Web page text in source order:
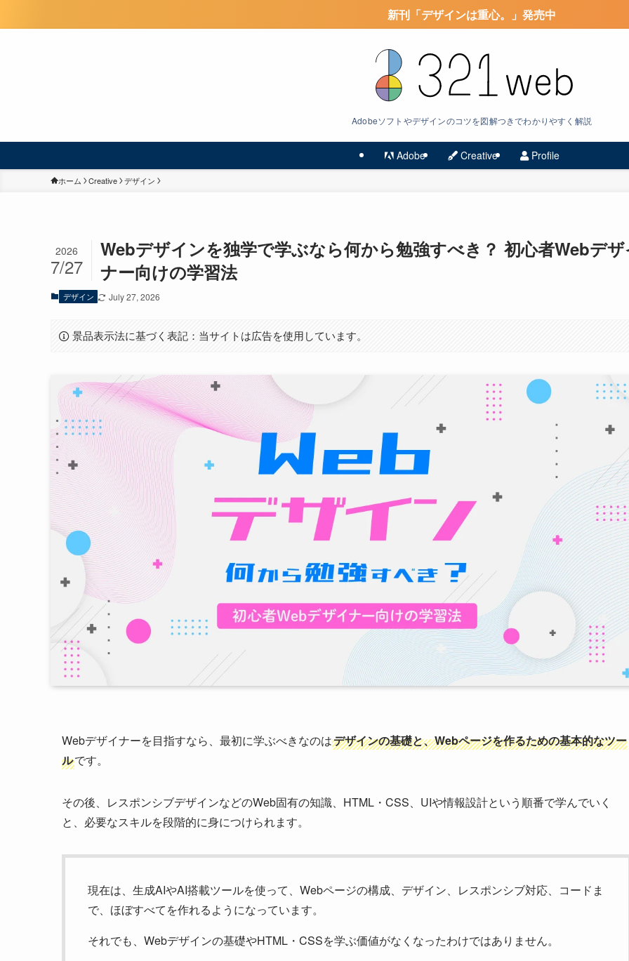
新刊「デザインは重心。」発売中
Adobeソフトやデザインのコツを図解つきでわかりやすく解説
Adobe Creative Profile
ホーム Creative デザイン
Webデザインを独学で学ぶなら何から勉強すべき？ 初心者Webデ
ナー向けの学習法
2026
7/27
デザイン July 27, 2026
景品表示法に基づく表記：当サイトは広告を使用しています。
Webデザイナーを目指すなら、最初に学ぶべきなのはデザインの基礎と、Webページを作るための基本的なツー
ルです。
その後、レスポンシブデザインなどのWeb固有の知識、HTML・CSS、UIや情報設計という順番で学んでいく
と、必要なスキルを段階的に身につけられます。
現在は、生成AIやAI搭載ツールを使って、Webページの構成、デザイン、レスポンシブ対応、コードま
で、ほぼすべてを作れるようになっています。
それでも、Webデザインの基礎やHTML・CSSを学ぶ価値がなくなったわけではありません。